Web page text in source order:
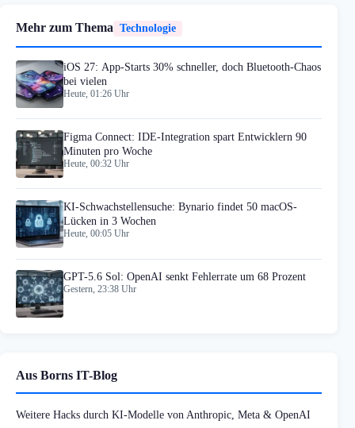
Mehr zum Thema Technologie
iOS 27: App-Starts 30% schneller, doch Bluetooth-Chaos
bei vielen
Heute, 01:26 Uhr
Figma Connect: IDE-Integration spart Entwicklern 90
Minuten pro Woche
Heute, 00:32 Uhr
KI-Schwachstellensuche: Bynario findet 50 macOS-
Lücken in 3 Wochen
Heute, 00:05 Uhr
GPT-5.6 Sol: OpenAI senkt Fehlerrate um 68 Prozent
Gestern, 23:38 Uhr
Aus Borns IT-Blog
Weitere Hacks durch KI-Modelle von Anthropic, Meta & OpenAI